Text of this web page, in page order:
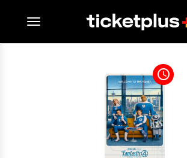
desplegar navegación
access_time